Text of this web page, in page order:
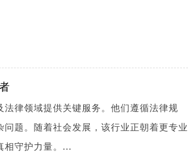
律领域提供关键服务。他们遵循法律规
题。随着社会发展，该行业正朝着更专业
相守护力量。...